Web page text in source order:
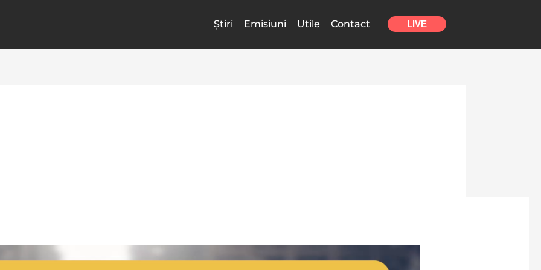
Știri Emisiuni Utile Contact LIVE